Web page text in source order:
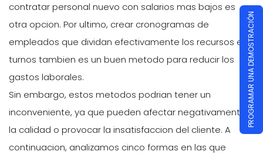
contratar personal nuevo con salarios mas bajos es
otra opcion. Por ultimo, crear cronogramas de
empleados que dividan efectivamente los recursos en
turnos tambien es un buen metodo para reducir los
gastos laborales.
Sin embargo, estos metodos podrian tener un
inconveniente, ya que pueden afectar negativamente a
la calidad o provocar la insatisfaccion del cliente. A
continuacion, analizamos cinco formas en las que
PROGRAMAR UNA DEMOSTRACIÓN